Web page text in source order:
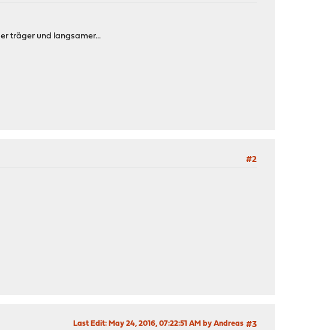
träger und langsamer...
#2
#3
Last Edit: May 24, 2016, 07:22:51 AM by Andreas